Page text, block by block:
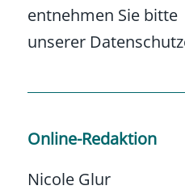
entnehmen Sie bitte
unserer
Online-Redaktion
Nicole Glur